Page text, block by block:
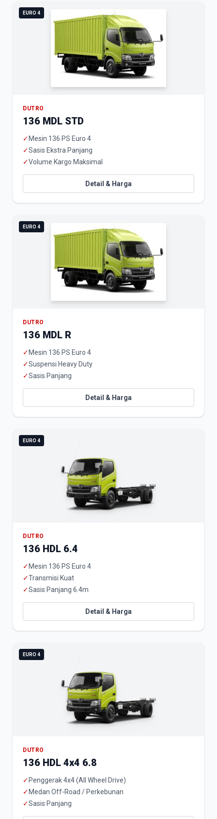
EURO 4
DUTRO
136 MDL STD
✓ Mesin 136 PS Euro 4
✓Sasis Ekstra Panjang
✓Volume Kargo Maksimal
Detail & Harga
EURO 4
DUTRO
136 MDL R
✓ Mesin 136 PS Euro 4
✓Suspensi Heavy Duty
✓Sasis Panjang
Detail & Harga
EURO 4
DUTRO
136 HDL 6.4
✓ Mesin 136 PS Euro 4
✓Transmisi Kuat
✓Sasis Panjang 6.4m
Detail & Harga
EURO 4
DUTRO
136 HDL 4x4 6.8
✓ Penggerak 4x4 (All Wheel Drive)
✓ Medan Off-Road / Perkebunan
✓Sasis Panjang